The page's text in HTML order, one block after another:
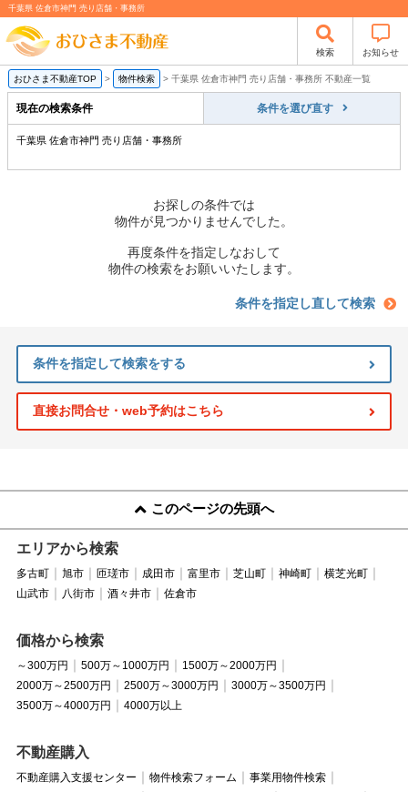
千葉県 佐倉市神門 売り店舗・事務所
検索 お知らせ
おひさま不動産TOP > 物件検索 > 千葉県 佐倉市神門 売り店舗・事務所 不動産一覧
現在の検索条件 条件を選び直す
千葉県 佐倉市神門 売り店舗・事務所
お探しの条件では
物件が見つかりませんでした。
再度条件を指定しなおして
物件の検索をお願いいたします。
条件を指定し直して検索
条件を指定して検索をする
直接お問合せ・web予約はこちら
このページの先頭へ
エリアから検索
多古町 旭市 匝瑳市 成田市 富里市 芝山町 神崎町
横芝光町
山武市
八街市 酒々井市 佐倉市
価格から検索
～300万円 500万～1000万円
1500万～2000万円
2000万～2500万円
2500万～3000万円
3000万～3500万円
3500万～4000万円
4000万以上
不動産購入
不動産購入支援センター 物件検索フォーム
事業用物件検索